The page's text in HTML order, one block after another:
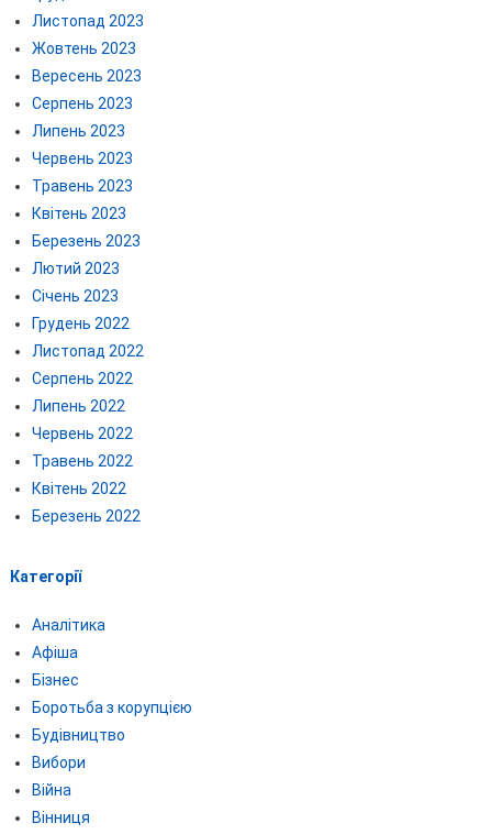
Листопад 2023
Жовтень 2023
Вересень 2023
Серпень 2023
Липень 2023
Червень 2023
Травень 2023
Квітень 2023
Березень 2023
Лютий 2023
Січень 2023
Грудень 2022
Листопад 2022
Серпень 2022
Липень 2022
Червень 2022
Травень 2022
Квітень 2022
Березень 2022
Категорії
Аналітика
Афіша
Бізнес
Боротьба з корупцією
Будівництво
Вибори
Війна
Вінниця